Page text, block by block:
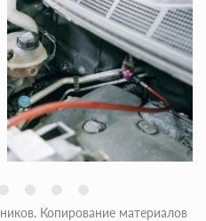
Копирование материалов